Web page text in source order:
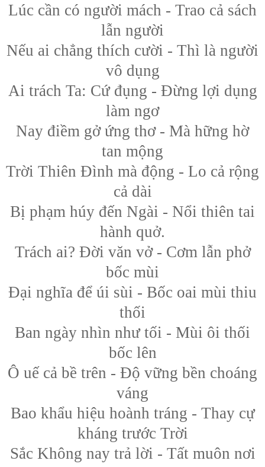
Lúc cần có người mách - Trao cả sách
lẫn người
Nếu ai chẳng thích cười - Thì là người
vô dụng
Ai trách Ta: Cứ đụng - Đừng lợi dụng
làm ngơ
Nay điềm gở ứng thơ - Mà hững hờ
tan mộng
Trời Thiên Đình mà động - Lo cả rộng
cả dài
Bị phạm húy đến Ngài - Nổi thiên tai
hành quở.
Trách ai? Đời văn vở - Cơm lẫn phở
bốc mùi
Đại nghĩa để úi sùi - Bốc oai mùi thiu
thối
Ban ngày nhìn như tối - Mùi ôi thối
bốc lên
Ô uế cả bề trên - Độ vững bền choáng
váng
Bao khẩu hiệu hoành tráng - Thay cự
kháng trước Trời
Sắc Không nay trả lời - Tất muôn nơi